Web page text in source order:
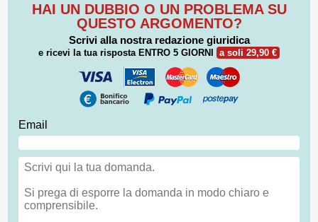
HAI UN DUBBIO O UN PROBLEMA SU
QUESTO ARGOMENTO?
Scrivi alla nostra redazione giuridica
e ricevi la tua risposta ENTRO 5 GIORNI a soli 29,90 €
Email